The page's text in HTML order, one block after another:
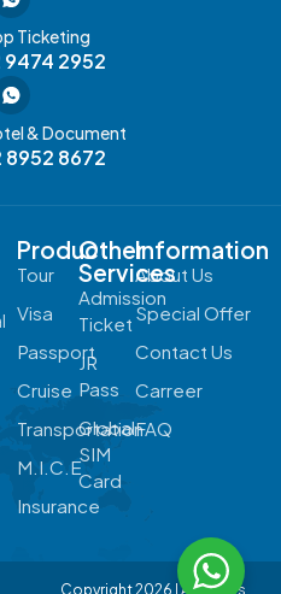
Ticketing
9474 2952
& Document
8952 8672
Product
Tour
Visa
Passport
Cruise
Transportation
M.I.C.E
Insurance
Other
Services
Admission
Ticket
JR
Pass
Global
SIM
Card
Information
About Us
Special Offer
Contact Us
Carreer
FAQ
Copyright 2026 | All Rights